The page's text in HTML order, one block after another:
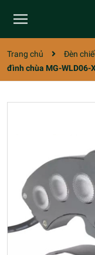
Trang chủ Đèn
đình chùa MG-WLD06-